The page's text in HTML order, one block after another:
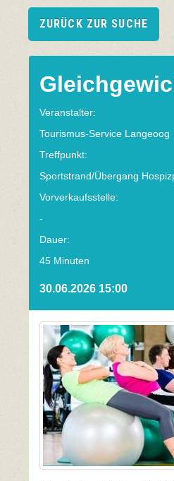
ZURÜCK ZUR SUCHE
Veranstalter:
Tourismus-Service Langeoog
Treffpunkt:
Sportstrand/Übergang
Vorverkaufsstelle:
-
Dauer:
45 Minuten
30.06.2026 15:00